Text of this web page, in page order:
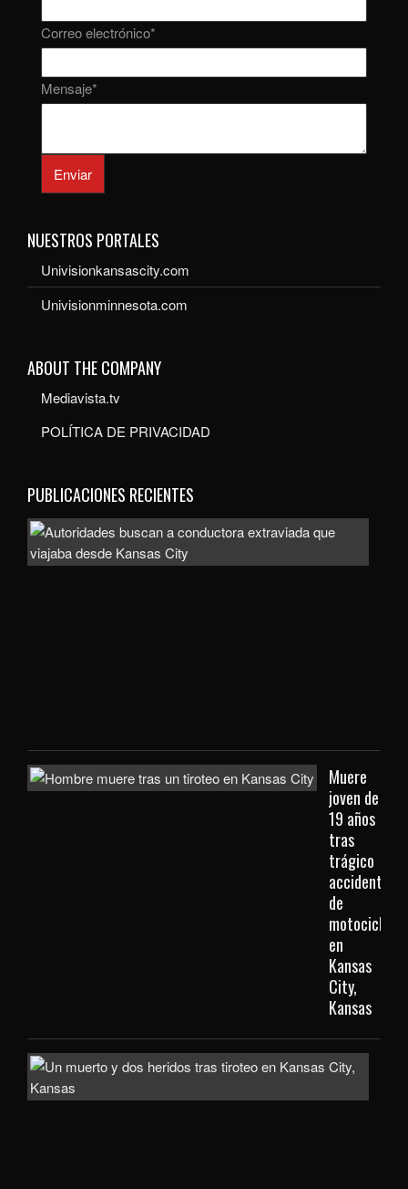
Correo electrónico*
Mensaje*
Enviar
NUESTROS PORTALES
Univisionkansascity.com
Univisionminnesota.com
ABOUT THE COMPANY
Mediavista.tv
POLÍTICA DE PRIVACIDAD
PUBLICACIONES RECIENTES
Muere
joven de
19 años
tras
trágico
accidente
de
motocicleta
en
Kansas
City,
Kansas